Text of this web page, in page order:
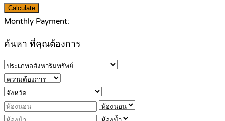
Calculate
Monthly Payment:
ค้นหา ที่คุณต้องการ